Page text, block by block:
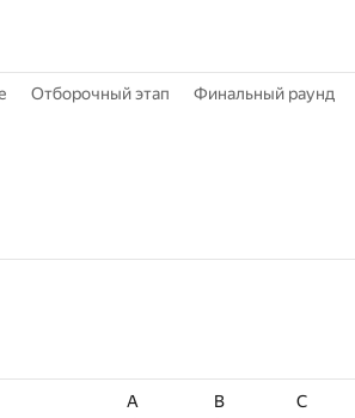
Отборочный этап Финальный раунд
A B C